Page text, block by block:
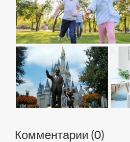
Комментарии (0)